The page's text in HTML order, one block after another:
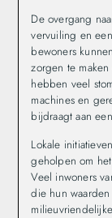
De overgang
vervuiling en
bewoners
zorgen te
hebben veel
machines en
bijdraagt aan
Lokale
geholpen om
Veel inwoners
die hun